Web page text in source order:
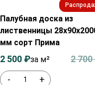
Палубная доска из
лиственницы
мм сорт Прима
- +
2 700
2 500 ₽за м²